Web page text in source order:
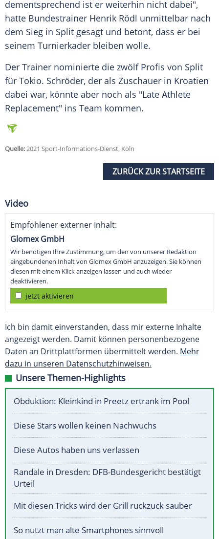
dementsprechend ist er weiterhin nicht dabei",
hatte Bundestrainer Henrik Rödl unmittelbar nach
dem Sieg in Split gesagt und betont, dass er bei
seinem Turnierkader bleiben wolle.
Der Trainer nominierte die zwölf Profis von Split
für Tokio. Schröder, der als Zuschauer in Kroatien
dabei war, könnte aber noch als "Late Athlete
Replacement" ins Team kommen.
Quelle:2021 Sport-Informations-Dienst, Köln
ZURÜCK ZUR STARTSEITE
Video
Empfohlener externer Inhalt:
Glomex GmbH
Wir benötigen Ihre Zustimmung, um den von unserer Redaktion
eingebundenen Inhalt von Glomex GmbH anzuzeigen. Sie können
diesen mit einem Klick anzeigen lassen und auch wieder
deaktivieren.
jetzt aktivieren
Ich bin damit einverstanden, dass mir externe Inhalte
angezeigt werden. Damit können personenbezogene
Daten an Drittplattformen übermittelt werden. Mehr
dazu in unseren Datenschutzhinweisen.
Unsere Themen-Highlights
Obduktion: Kleinkind in Preetz ertrank im Pool
Diese Stars wollen keinen Nachwuchs
Diese Autos haben uns verlassen
Randale in Dresden: DFB-Bundesgericht bestätigt
Urteil
Mit diesen Tricks wird der Grill ruckzuck sauber
So nutzt man alte Smartphones sinnvoll